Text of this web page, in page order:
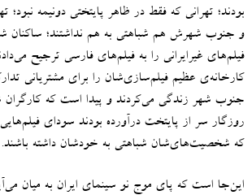
بودند؛ تهرانی که فقط در ظاهر پایتختی دونیمه نبود؛
و جنوب شهرش هم شباهتی به هم نداشتند؛ ساکنان
فیلم‌های غیرایرانی را به فیلم‌های فارسی ترجیح
کارخانه‌ی عظیم فیلم‌سازی‌شان را برای مشتریانی
جنوب شهر زندگی می‌کردند و پیدا است که
روزگار سر از پایتخت درآورده بودند سودای
که شخصیت‌های‌شان شباهتی به خودشان داشته باشند.
این‌جا است که پای موج نو سینمای ایران به میان